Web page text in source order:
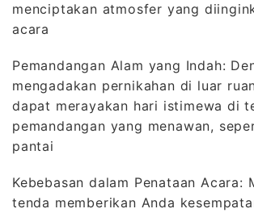
menciptakan atmosfer yang
acara
Pemandangan Alam yang Indah:
mengadakan pernikahan di luar
dapat merayakan hari istimewa di
pemandangan yang menawan,
pantai
Kebebasan dalam Penataan Acara:
tenda memberikan Anda